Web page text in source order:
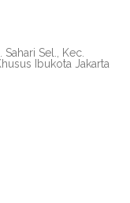
Sel., Kec.
Ibukota Jakarta